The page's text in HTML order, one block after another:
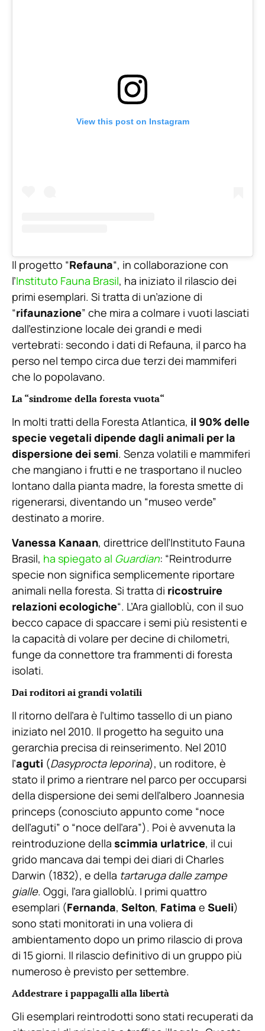
View this post on Instagram
Il progetto “Refauna“, in collaborazione con
l’Instituto Fauna Brasil, ha iniziato il rilascio dei
primi esemplari. Si tratta di un’azione di
“rifaunazione” che mira a colmare i vuoti lasciati
dall’estinzione locale dei grandi e medi
vertebrati: secondo i dati di Refauna, il parco ha
perso nel tempo circa due terzi dei mammiferi
che lo popolavano.
La “sindrome della foresta vuota“
In molti tratti della Foresta Atlantica, il 90% delle
specie vegetali dipende dagli animali per la
dispersione dei semi. Senza volatili e mammiferi
che mangiano i frutti e ne trasportano il nucleo
lontano dalla pianta madre, la foresta smette di
rigenerarsi, diventando un “museo verde”
destinato a morire.
Vanessa Kanaan, direttrice dell’Instituto Fauna
Brasil, ha spiegato al Guardian: “Reintrodurre
specie non significa semplicemente riportare
animali nella foresta. Si tratta di ricostruire
relazioni ecologiche“. L’Ara gialloblù, con il suo
becco capace di spaccare i semi più resistenti e
la capacità di volare per decine di chilometri,
funge da connettore tra frammenti di foresta
isolati.
Dai roditori ai grandi volatili
Il ritorno dell’ara è l’ultimo tassello di un piano
iniziato nel 2010. Il progetto ha seguito una
gerarchia precisa di reinserimento. Nel 2010
l’aguti (Dasyprocta leporina), un roditore, è
stato il primo a rientrare nel parco per occuparsi
della dispersione dei semi dell’albero Joannesia
princeps (conosciuto appunto come “noce
dell’aguti” o “noce dell’ara”). Poi è avvenuta la
reintroduzione della scimmia urlatrice, il cui
grido mancava dai tempi dei diari di Charles
Darwin (1832), e della tartaruga dalle zampe
gialle. Oggi, l’ara gialloblù. I primi quattro
esemplari (Fernanda, Selton, Fatima e Sueli)
sono stati monitorati in una voliera di
ambientamento dopo un primo rilascio di prova
di 15 giorni. Il rilascio definitivo di un gruppo più
numeroso è previsto per settembre.
Addestrare i pappagalli alla libertà
Gli esemplari reintrodotti sono stati recuperati da